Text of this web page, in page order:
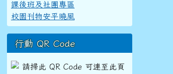
課後班及社團專區
校園刊物安平曉風
行動 QR Code